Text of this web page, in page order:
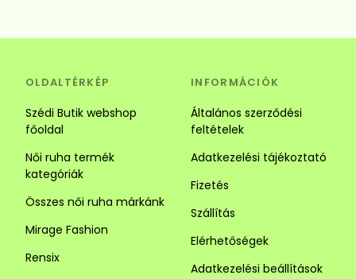
kombinációja garantálja a maximális kényelmet és a
vonzó megjelenést. Tökéletes választás alkalomra és
hétköznapra is.
- AzIngruhaegy igazi jolly joker darab. Számos stílus
közül választhatsz. Az ingruhák ideálisak a laza és
sikkes megjelenéhez. Az ingruhák sokoldalúságuk
révén tökéletesek lehetnek alkalmi és hétköznapi
viseletnek is, kombináld kiegészítőkkel vagy egy
szuper övvel. Alacsony hölgyeknek javasoljuk a
OLDALTÉRKÉP
Szédi Butik webshop
főoldal
Női ruha termék
kategóriák
Összes női ruha márkánk
Mirage Fashion
Rensix
INFORMÁCIÓK
Általános szerződési
feltételek
Adatkezelési tájékoztató
Fizetés
Szállítás
Elérhetőségek
Adatkezelési beállítások